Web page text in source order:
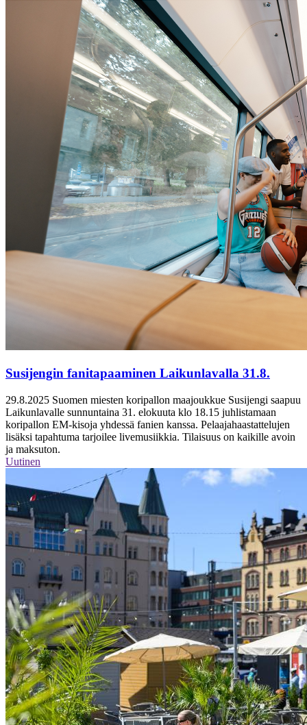
Susijengin fanitapaaminen Laikunlavalla 31.8.
29.8.2025 Suomen miesten koripallon maajoukkue Susijengi saapuu
Laikunlavalle sunnuntaina 31. elokuuta klo 18.15 juhlistamaan
koripallon EM-kisoja yhdessä fanien kanssa. Pelaajahaastattelujen
lisäksi tapahtuma tarjoilee livemusiikkia. Tilaisuus on kaikille avoin
ja maksuton.
Uutinen